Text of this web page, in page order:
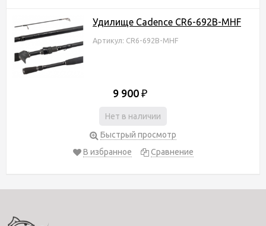
Удилище Cadence CR6-692B-MHF
Артикул: CR6-692B-MHF
9 900 ₽
Нет в наличии
Быстрый просмотр
В избранное
Сравнение